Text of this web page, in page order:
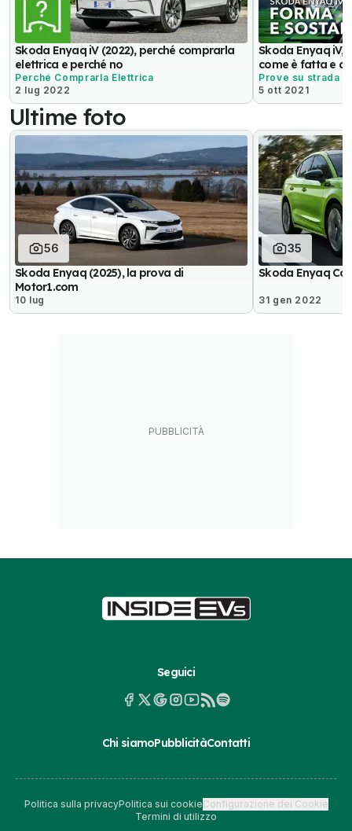
Skoda Enyaq iV (2022), perché comprarla
elettrica e perché no
Perché Comprarla Elettrica
2 lug 2022
Skoda Enyaq iV,
come è fatta e
Prove su strada
5 ott 2021
Ultime foto
56
Skoda Enyaq (2025), la prova di
Motor1.com
10 lug
35
Skoda Enyaq
31 gen 2022
Seguici
Chi siamoPubblicitàContatti
Politica sulla privacyPolitica sui cookieConfigurazione dei Cookie
Termini di utilizzo